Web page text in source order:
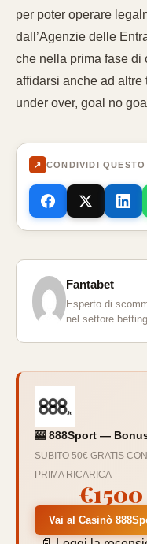
per poter operare
dall’Agenzie delle
che nella prima fase
affidarsi anche ad
under over, goal no
↗ CONDIVIDI
Fantabet
Esperto di
nel settore
🎰 888Sport —
SUBITO 50€ GRATIS
PRIMA RICARICA
€1500
Vai al Casinò